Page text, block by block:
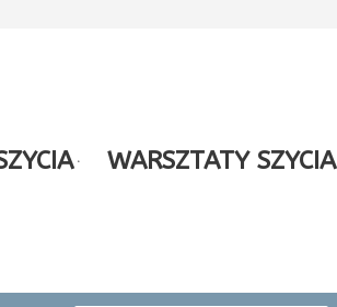
WARSZTATY SZYCIA